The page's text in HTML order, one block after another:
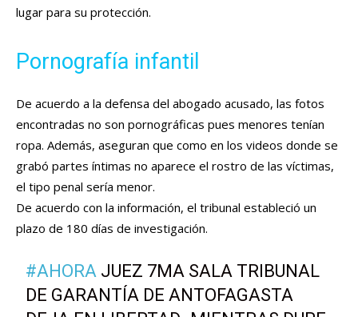
lugar para su protección.
Pornografía infantil
De acuerdo a la defensa del abogado acusado, las fotos
encontradas no son pornográficas pues menores tenían
ropa. Además, aseguran que como en los videos donde se
grabó partes íntimas no aparece el rostro de las víctimas,
el tipo penal sería menor.
De acuerdo con la información, el tribunal estableció un
plazo de 180 días de investigación.
#AHORA JUEZ 7MA SALA TRIBUNAL
DE GARANTÍA DE ANTOFAGASTA